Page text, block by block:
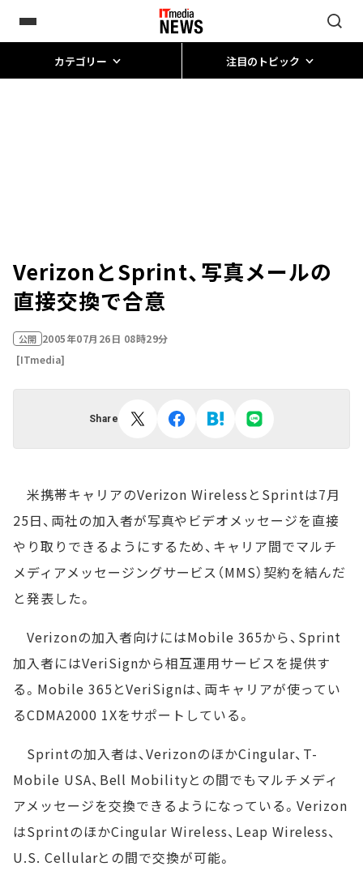
カテゴリー 注目のトピック
VerizonとSprint、写真メールの
直接交換で合意
公開 2005年07月26日 08時29分
[ITmedia]
Share
米携帯キャリアのVerizon WirelessとSprintは7月
25日、両社の加入者が写真やビデオメッセージを直接
やり取りできるようにするため、キャリア間でマルチ
メディアメッセージングサービス（MMS）契約を結んだ
と発表した。
Verizonの加入者向けにはMobile 365から、Sprint
加入者にはVeriSignから相互運用サービスを提供す
る。Mobile 365とVeriSignは、両キャリアが使ってい
るCDMA2000 1Xをサポートしている。
Sprintの加入者は、VerizonのほかCingular、T-
Mobile USA、Bell Mobilityとの間でもマルチメディ
アメッセージを交換できるようになっている。Verizon
はSprintのほかCingular Wireless、Leap Wireless、
U.S. Cellularとの間で交換が可能。